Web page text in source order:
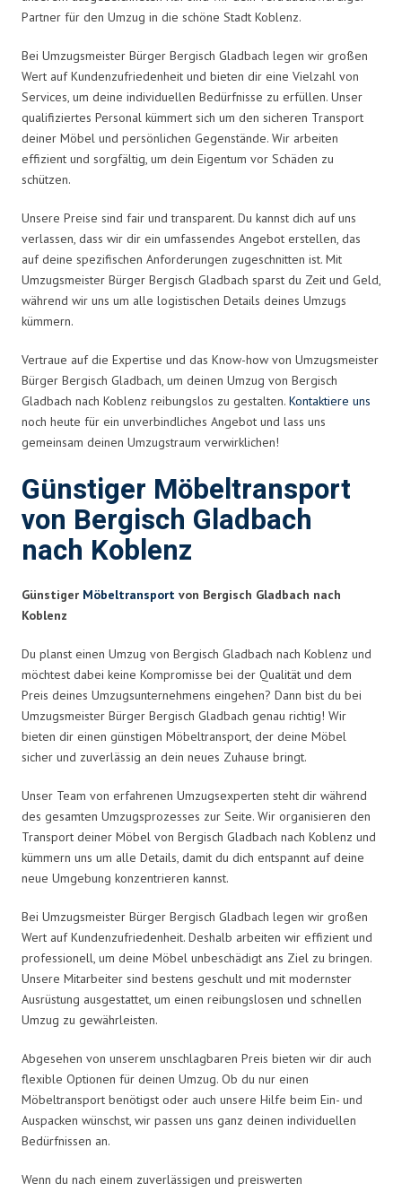
Partner für den Umzug in die schöne Stadt Koblenz.
Bei Umzugsmeister Bürger Bergisch Gladbach legen wir großen
Wert auf Kundenzufriedenheit und bieten dir eine Vielzahl von
Services, um deine individuellen Bedürfnisse zu erfüllen. Unser
qualifiziertes Personal kümmert sich um den sicheren Transport
deiner Möbel und persönlichen Gegenstände. Wir arbeiten
effizient und sorgfältig, um dein Eigentum vor Schäden zu
schützen.
Unsere Preise sind fair und transparent. Du kannst dich auf uns
verlassen, dass wir dir ein umfassendes Angebot erstellen, das
auf deine spezifischen Anforderungen zugeschnitten ist. Mit
Umzugsmeister Bürger Bergisch Gladbach sparst du Zeit und Geld,
während wir uns um alle logistischen Details deines Umzugs
kümmern.
Vertraue auf die Expertise und das Know-how von Umzugsmeister
Bürger Bergisch Gladbach, um deinen Umzug von Bergisch
Gladbach nach Koblenz reibungslos zu gestalten. Kontaktiere uns
noch heute für ein unverbindliches Angebot und lass uns
gemeinsam deinen Umzugstraum verwirklichen!
Günstiger Möbeltransport
von Bergisch Gladbach
nach Koblenz
Günstiger Möbeltransport von Bergisch Gladbach nach
Koblenz
Du planst einen Umzug von Bergisch Gladbach nach Koblenz und
möchtest dabei keine Kompromisse bei der Qualität und dem
Preis deines Umzugsunternehmens eingehen? Dann bist du bei
Umzugsmeister Bürger Bergisch Gladbach genau richtig! Wir
bieten dir einen günstigen Möbeltransport, der deine Möbel
sicher und zuverlässig an dein neues Zuhause bringt.
Unser Team von erfahrenen Umzugsexperten steht dir während
des gesamten Umzugsprozesses zur Seite. Wir organisieren den
Transport deiner Möbel von Bergisch Gladbach nach Koblenz und
kümmern uns um alle Details, damit du dich entspannt auf deine
neue Umgebung konzentrieren kannst.
Bei Umzugsmeister Bürger Bergisch Gladbach legen wir großen
Wert auf Kundenzufriedenheit. Deshalb arbeiten wir effizient und
professionell, um deine Möbel unbeschädigt ans Ziel zu bringen.
Unsere Mitarbeiter sind bestens geschult und mit modernster
Ausrüstung ausgestattet, um einen reibungslosen und schnellen
Umzug zu gewährleisten.
Abgesehen von unserem unschlagbaren Preis bieten wir dir auch
flexible Optionen für deinen Umzug. Ob du nur einen
Möbeltransport benötigst oder auch unsere Hilfe beim Ein- und
Auspacken wünschst, wir passen uns ganz deinen individuellen
Bedürfnissen an.
Wenn du nach einem zuverlässigen und preiswerten